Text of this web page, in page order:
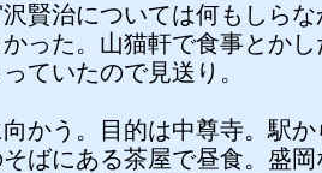
賢治については何もしら
った。山猫軒で食事とか
ていたので見送り。
向かう。目的は中尊寺。駅
ばにある茶屋で昼食。盛